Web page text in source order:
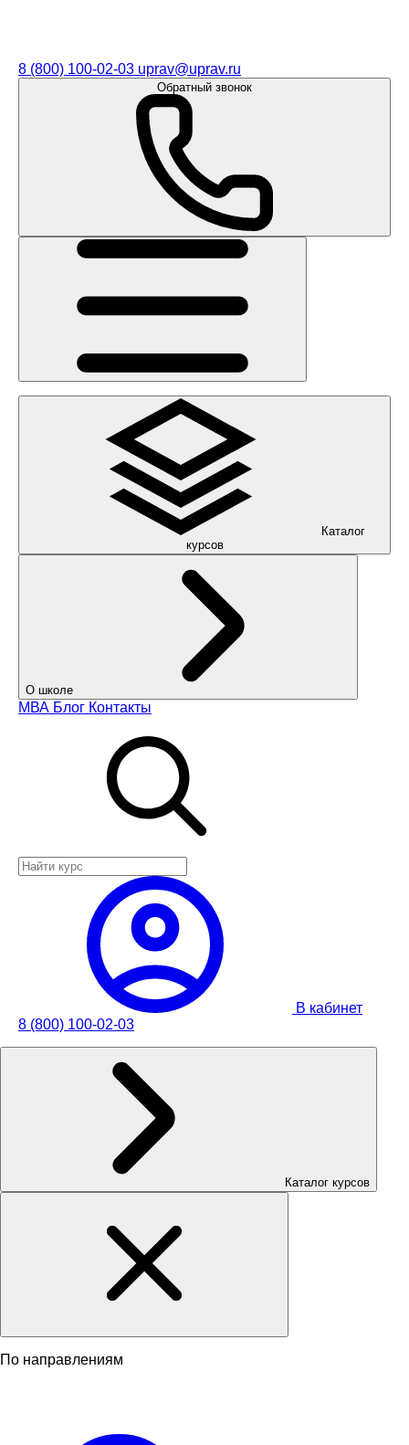
8 (800) 100-02-03 uprav@uprav.ru
Обратный звонок
Каталог
курсов
О школе
МВА Блог Контакты
В кабинет
8 (800) 100-02-03
Каталог курсов
По направлениям